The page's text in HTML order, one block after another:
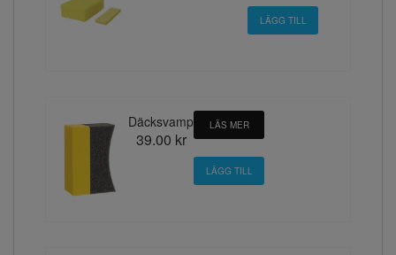
Däcksvamp
39.00 kr
LÄS MER